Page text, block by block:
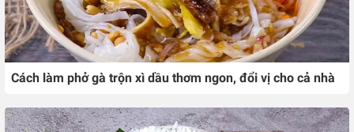
Cách làm phở gà trộn xì dầu thơm ngon, đổi vị cho cả nhà